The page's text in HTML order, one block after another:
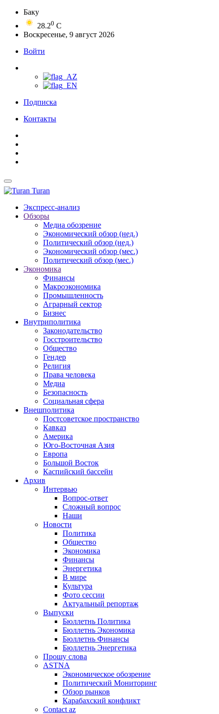
Баку
28.20 C
Воскресенье, 9 август 2026
Войти
Подписка
Контакты
Turan
Экспресс-анализ
Обзоры
Медиа обозрение
Экономический обзор (нед.)
Политический обзор (нед.)
Экономический обзор (мес.)
Политический обзор (мес.)
Экономика
Финансы
Макроэкономика
Промышленность
Аграрный сектор
Бизнес
Внутриполитика
Законодательство
Госстроительство
Общество
Гендер
Религия
Права человека
Медиа
Безопасность
Социальная сфера
Внешполитика
Постсоветское пространство
Кавказ
Америка
Юго-Восточная Азия
Европа
Большой Восток
Каспийский бассейн
Архив
Интервью
Вопрос-ответ
Сложный вопрос
Наши
Новости
Политика
Общество
Экономика
Финансы
Энергетика
В мире
Культура
Фото сессии
Актуальный репортаж
Выпуски
Бюллетнь Политика
Бюллетнь Экономика
Бюллетнь Финансы
Бюллетнь Энергетика
Прошу слова
ASTNA
Экономическое обозрение
Политический Мониторинг
Обзор рынков
Карабахский конфликт
Contact az